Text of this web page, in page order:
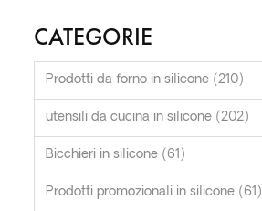
CATEGORIE
Prodotti da forno in silicone (210)
utensili da cucina in silicone (202)
Bicchieri in silicone (61)
Prodotti promozionali in silicone (61)